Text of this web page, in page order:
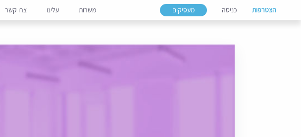
הצטרפות כניסה מעסיקים משרות עלינו צרו קשר